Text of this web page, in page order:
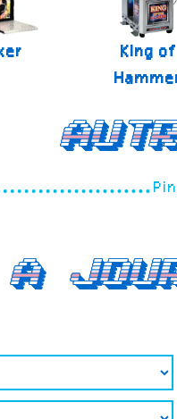
King of
a